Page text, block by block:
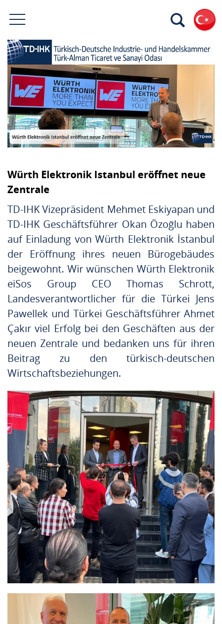
Würth Elektronik Istanbul eröffnet neue
Zentrale
TD-IHK Vizepräsident Mehmet Eskiyapan und
TD-IHK Geschäftsführer Okan Özoğlu haben
auf Einladung von Würth Elektronik İstanbul
der Eröffnung ihres neuen Bürogebäudes
beigewohnt. Wir wünschen Würth Elektronik
eiSos Group CEO Thomas Schrott,
Landesverantwortlicher für die Türkei Jens
Pawellek und Türkei Geschäftsführer Ahmet
Çakır viel Erfolg bei den Geschäften aus der
neuen Zentrale und bedanken uns für ihren
Beitrag zu den türkisch-deutschen
Wirtschaftsbeziehungen.